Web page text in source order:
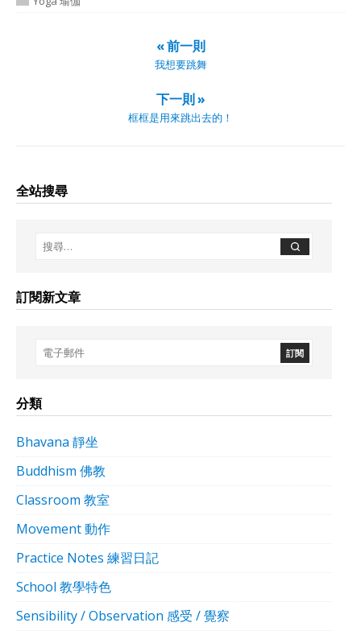
« 前一則
我想要跳舞
下一則 »
框框是用來跳出去的！
全站搜尋
訂閱新文章
分類
Bhavana 靜坐
Buddhism 佛教
Classroom 教室
Movement 動作
Practice Notes 練習日記
School 教學特色
Sensibility / Observation 感受 / 覺察